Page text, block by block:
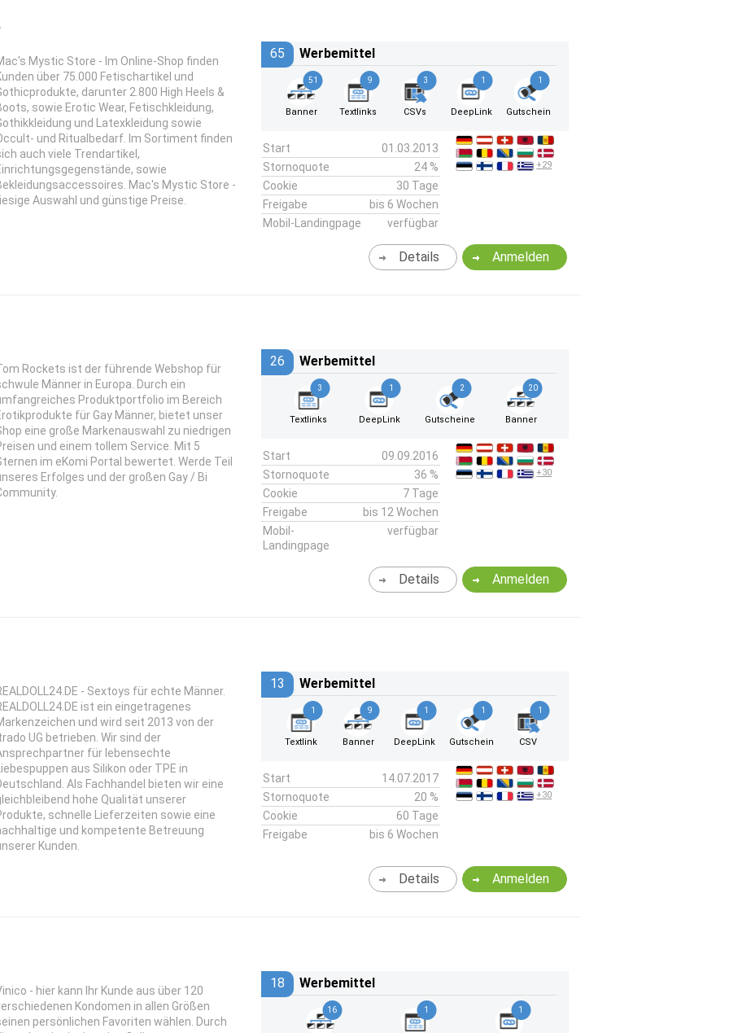
Mystic Store - Im Online-Shop finden
über 75.000 Fetischartikel und
darunter 2.800 High Heels &
sowie Erotic Wear, Fetischkleidung,
und Latexkleidung sowie
und Ritualbedarf. Im Sortiment finden
auch viele Trendartikel,
sowie
Mac's Mystic Store -
Auswahl und günstige Preise.
65 Werbemittel
51
Banner
9
Textlinks
3
CSVs
1
DeepLink
1
Gutschein
Start
01.03.2013
Stornoquote
24 %
Cookie
30 Tage
Freigabe
bis 6 Wochen
Mobil-Landingpage
verfügbar
+29
Anmelden
Details
Rockets ist der führende Webshop für
Männer in Europa. Durch ein
Produktportfolio im Bereich
für Gay Männer, bietet unser
eine große Markenauswahl zu niedrigen
und einem tollem Service. Mit 5
im eKomi Portal bewertet. Werde Teil
Erfolges und der großen Gay / Bi
26 Werbemittel
3
Textlinks
1
DeepLink
2
Gutscheine
20
Banner
Start
09.09.2016
Stornoquote
36 %
Cookie
7 Tage
Freigabe
bis 12 Wochen
Mobil-
Landingpage
verfügbar
+30
Anmelden
Details
- Sextoys für echte Männer.
ist ein eingetragenes
und wird seit 2013 von der
UG betrieben. Wir sind der
für lebensechte
Liebespuppen aus Silikon oder TPE in
Als Fachhandel bieten wir eine
hohe Qualität unserer
schnelle Lieferzeiten sowie eine
und kompetente Betreuung
Kunden.
13 Werbemittel
1
Textlink
9
Banner
1
DeepLink
1
Gutschein
1
CSV
Start
14.07.2017
Stornoquote
20 %
Cookie
60 Tage
Freigabe
bis 6 Wochen
+30
Anmelden
Details
- hier kann Ihr Kunde aus über 120
Kondomen in allen Größen
persönlichen Favoriten wählen. Durch
18 Werbemittel
16 1 1